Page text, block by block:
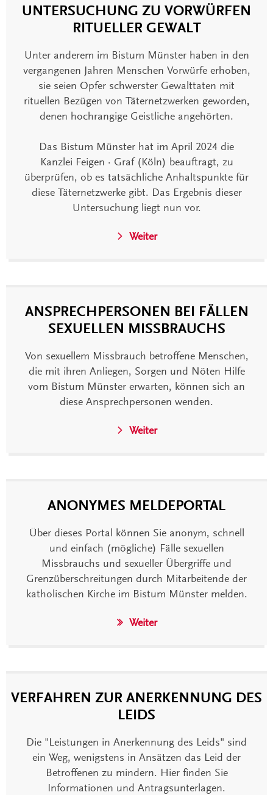
UNTERSUCHUNG ZU VORWÜRFEN
RITUELLER GEWALT
Unter anderem im Bistum Münster haben in den
vergangenen Jahren Menschen Vorwürfe erhoben,
sie seien Opfer schwerster Gewalttaten mit
rituellen Bezügen von Täternetzwerken geworden,
denen hochrangige Geistliche angehörten.
Das Bistum Münster hat im April 2024 die
Kanzlei Feigen · Graf (Köln) beauftragt, zu
überprüfen, ob es tatsächliche Anhaltspunkte für
diese Täternetzwerke gibt. Das Ergebnis dieser
Untersuchung liegt nun vor.
Weiter
ANSPRECHPERSONEN BEI FÄLLEN
SEXUELLEN MISSBRAUCHS
Von sexuellem Missbrauch betroffene Menschen,
die mit ihren Anliegen, Sorgen und Nöten Hilfe
vom Bistum Münster erwarten, können sich an
diese Ansprechpersonen wenden.
Weiter
ANONYMES MELDEPORTAL
Über dieses Portal können Sie anonym, schnell
und einfach (mögliche) Fälle sexuellen
Missbrauchs und sexueller Übergriffe und
Grenzüberschreitungen durch Mitarbeitende der
katholischen Kirche im Bistum Münster melden.
Weiter
VERFAHREN ZUR ANERKENNUNG DES
LEIDS
Die "Leistungen in Anerkennung des Leids" sind
ein Weg, wenigstens in Ansätzen das Leid der
Betroffenen zu mindern. Hier finden Sie
Informationen und Antragsunterlagen.